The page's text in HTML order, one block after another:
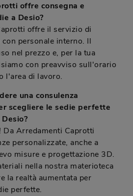
offre consegna e
a Desio?
offre il servizio di
personale interno. Il
nel prezzo e, per la tua
con preavviso sull'orario
l'area di lavoro.
una consulenza
scegliere le sedie perfette
Arredamenti Caprotti
personalizzate, anche a
misure e progettazione 3D.
nella nostra materioteca
la realtà aumentata per
perfette.